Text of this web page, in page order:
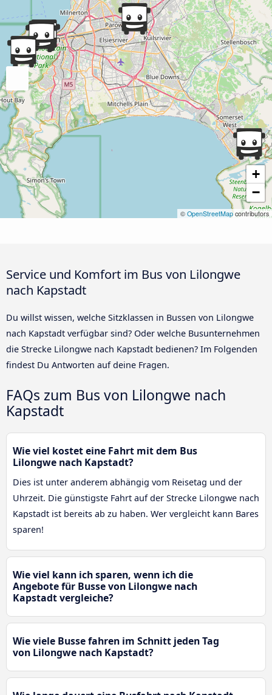
+
−
© OpenStreetMap contributors
Service und Komfort im Bus von Lilongwe
nach Kapstadt
Du willst wissen, welche Sitzklassen in Bussen von Lilongwe
nach Kapstadt verfügbar sind? Oder welche Busunternehmen
die Strecke Lilongwe nach Kapstadt bedienen? Im Folgenden
findest Du Antworten auf deine Fragen.
FAQs zum Bus von Lilongwe nach
Kapstadt
Wie viel kostet eine Fahrt mit dem Bus
Lilongwe nach Kapstadt?
Dies ist unter anderem abhängig vom Reisetag und der
Uhrzeit. Die günstigste Fahrt auf der Strecke Lilongwe nach
Kapstadt ist bereits ab zu haben. Wer vergleicht kann Bares
sparen!
Wie viel kann ich sparen, wenn ich die
Angebote für Busse von Lilongwe nach
Kapstadt vergleiche?
Wie viele Busse fahren im Schnitt jeden Tag
von Lilongwe nach Kapstadt?